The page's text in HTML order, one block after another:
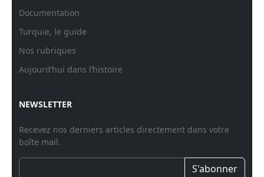
Documentation
Turquie, le guide
Nos rubriques
Aujourd’hui dans l’histoire
NEWSLETTER
Recevez nos derniers articles directement dans votre
boîte mail.
S'abonner